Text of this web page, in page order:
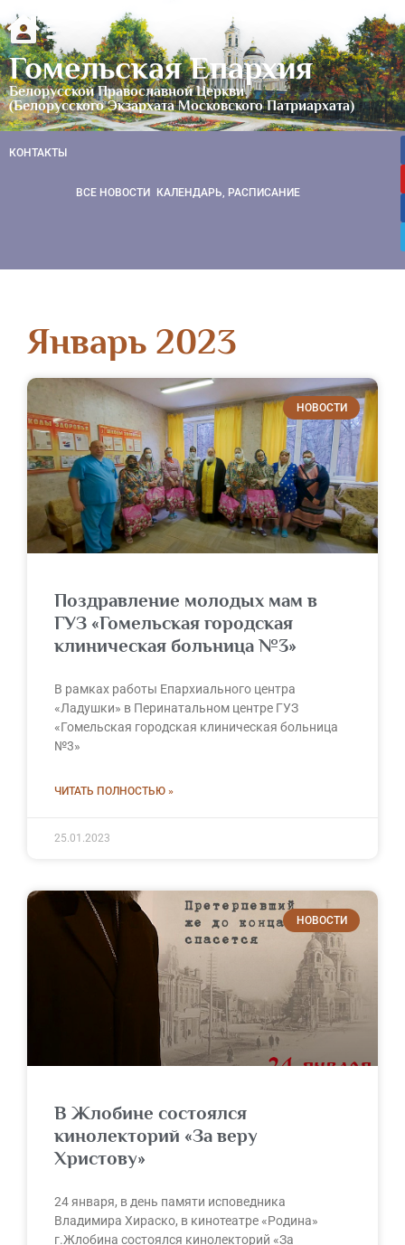
Гомельская Епархия
Белорусской Православной Церкви
(Белорусского Экзархата Московского Патриархата)
КОНТАКТЫ
ВСЕ НОВОСТИ КАЛЕНДАРЬ, РАСПИСАНИЕ
Январь 2023
НОВОСТИ
Поздравление молодых мам в
ГУЗ «Гомельская городская
клиническая больница №3»
В рамках работы Епархиального центра
«Ладушки» в Перинатальном центре ГУЗ
«Гомельская городская клиническая больница
№3»
ЧИТАТЬ ПОЛНОСТЬЮ »
25.01.2023
НОВОСТИ
В Жлобине состоялся
кинолекторий «За веру
Христову»
24 января, в день памяти исповедника
Владимира Хираско, в кинотеатре «Родина»
г.Жлобина состоялся кинолекторий «За